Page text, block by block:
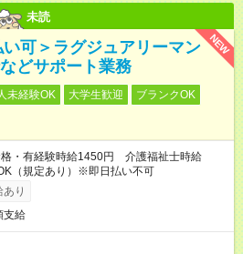
未読
NEW
可＞ラグジュアリーマン
どサポート業務
未経験OK 大学生歓迎
ブランクOK
・有経験時給1450円 介護福祉士時給
（規定あり）※即日払い不可
り
支給